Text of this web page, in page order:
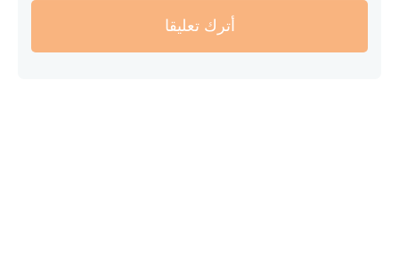
أترك تعليقا